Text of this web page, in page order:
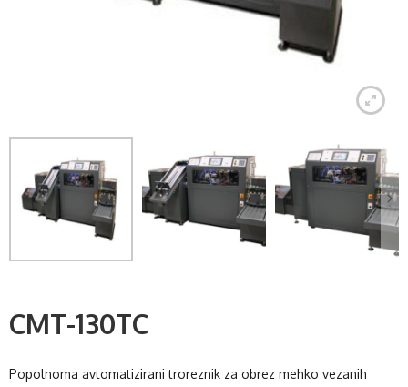
CMT-130TC
Popolnoma avtomatizirani troreznik za obrez mehko vezanih